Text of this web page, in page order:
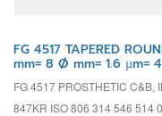
FG 4517 TAPERED
mm= 8 Ø mm= 1.6 µm=
FG 4517 PROSTHETIC C&B,
847KR ISO 806 314 546 514